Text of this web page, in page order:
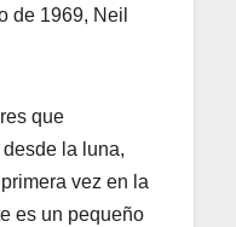
de 1969, Neil
que
la luna,
vez en la
es un pequeño